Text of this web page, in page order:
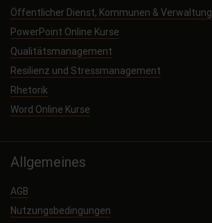
Öffentlicher Dienst, Kommunen & Verwaltung
PowerPoint Online Kurse
Qualitätsmanagement
Resilienz und Stressmanagement
Rhetorik
Word Online Kurse
Allgemeines
AGB
Nutzungsbedingungen